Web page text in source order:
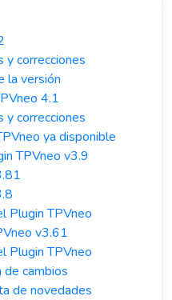
y correcciones
la versión
4.1
y correcciones
ya disponible
TPVneo v3.9
Plugin TPVneo
v3.61
Plugin TPVneo
cambios
de novedades